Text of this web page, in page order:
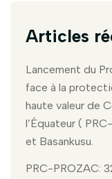
Articles
Lancement du
face à la
haute valeur de
l’Équateur (
et Basankusu.
PRC-PROZAC: